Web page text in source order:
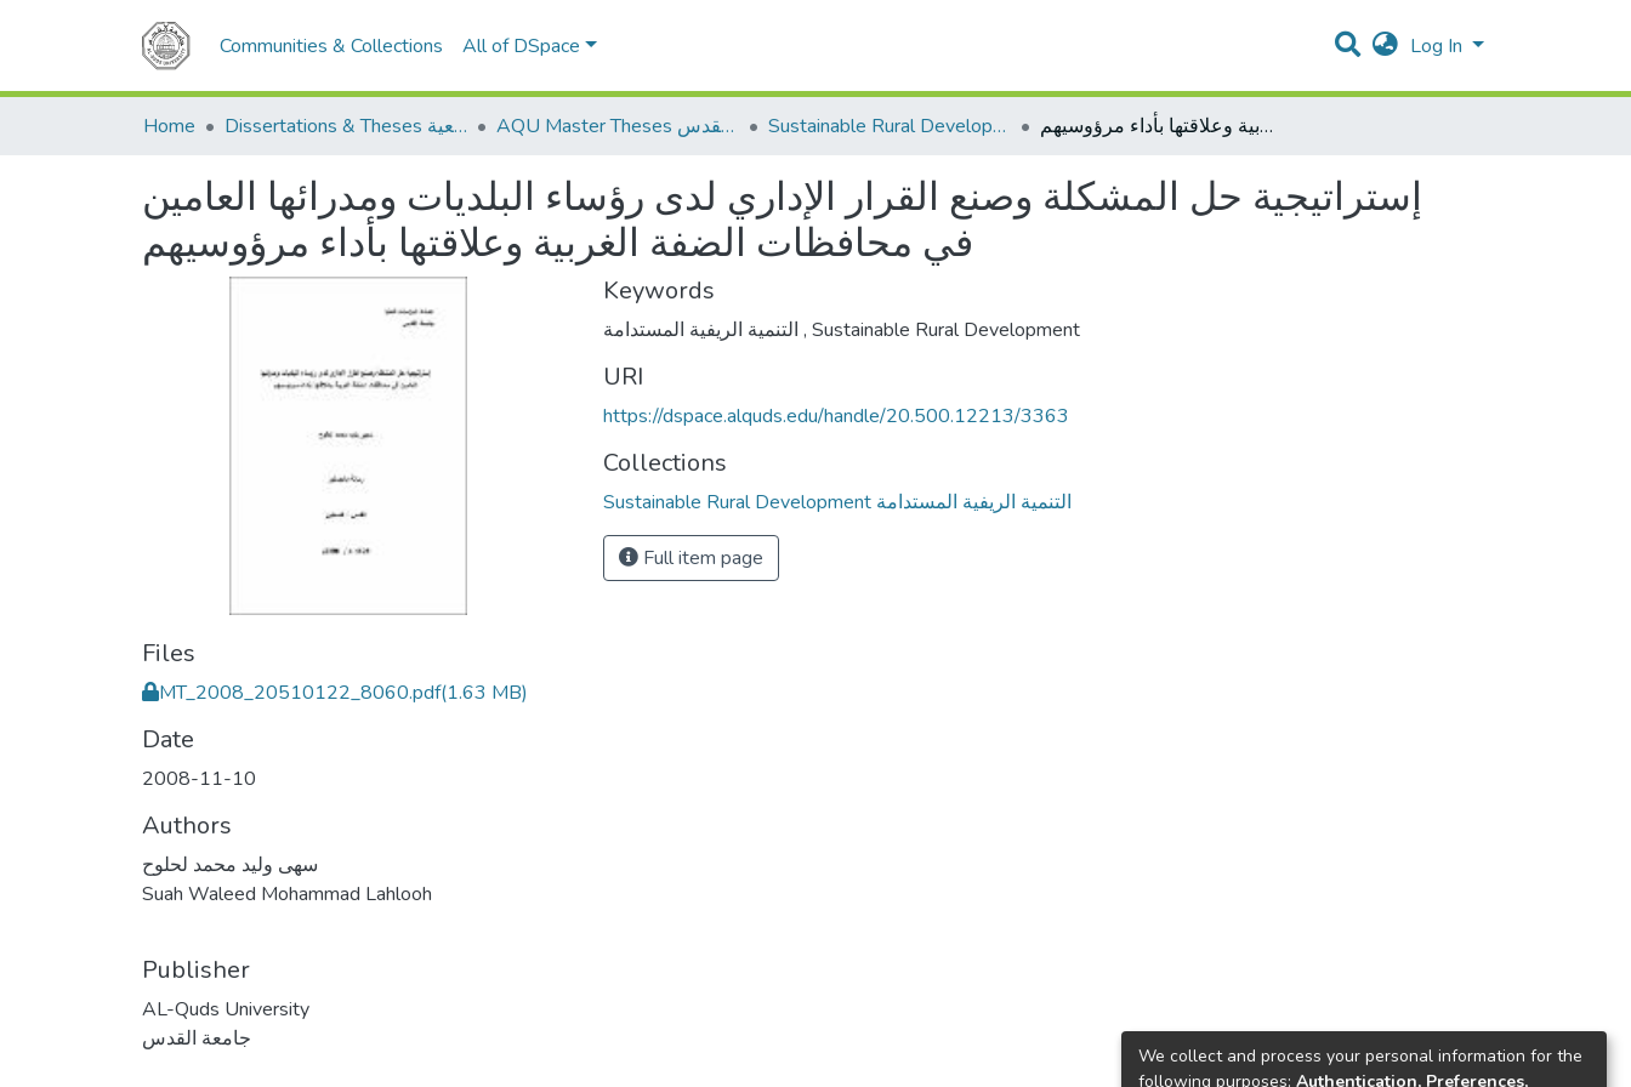
Communities & Collections All of DSpace Log In
Home Dissertations & Theses الرسائل الجامعية AQU Master Theses الرسائل الجامعية الخاصة بجامعة القدس Sustainable Rural Development التنمية الريفية المستدامة إستراتيجية حل المشكلة وصنع القرار الإداري لدى رؤساء البلديات ومدرائها العامين في محافظات الضفة الغربية وعلاقتها بأداء مرؤوسيهم
إستراتيجية حل المشكلة وصنع القرار الإداري لدى رؤساء البلديات ومدرائها العامين
في محافظات الضفة الغربية وعلاقتها بأداء مرؤوسيهم
Files
MT_2008_20510122_8060.pdf(1.63 MB)
Date
2008-11-10
Authors
سهى وليد محمد لحلوح
Suah Waleed Mohammad Lahlooh
Publisher
AL-Quds University
جامعة القدس
Keywords
, Sustainable Rural Development
URI
https://dspace.alquds.edu/handle/20.500.12213/3363
Collections
Sustainable Rural Development التنمية الريفية المستدامة
Full item page
We collect and process your personal information for the
following purposes: Authentication, Preferences,